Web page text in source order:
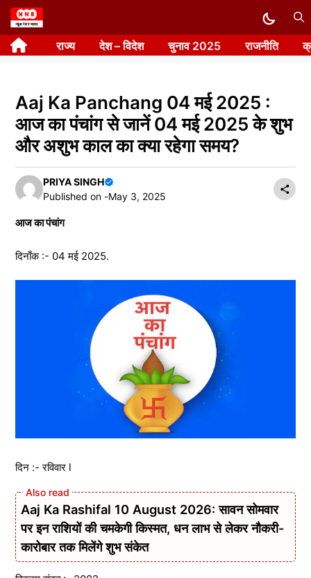
Skip
to
content राज्य देश – विदेश चुनाव 2025 राजनीति
Aaj Ka Panchang 04 मई 2025 :
आज का पंचांग से जानें 04 मई 2025 के शुभ
और अशुभ काल का क्या रहेगा समय?
PRIYA SINGH
Published on -May 3, 2025
आज का पंचांग
दिनाँक :- 04 मई 2025.
दिन :- रविवार l
Aaj Ka Rashifal 10 August 2026: सावन सोमवार
पर इन राशियों की चमकेगी किस्मत, धन लाभ से लेकर नौकरी-
कारोबार तक मिलेंगे शुभ संकेत